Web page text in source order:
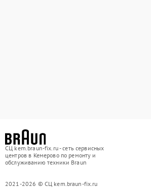
СЦ kem.braun-fix.ru - сеть сервисных
центров в Кемерово по ремонту и
обслуживанию техники Braun
2021-2026 © СЦ kem.braun-fix.ru